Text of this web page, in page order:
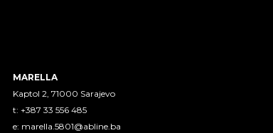
MARELLA
Kaptol 2, 71000 Sarajevo
t: +387 33 556 485
e: marella.5801@abline.ba